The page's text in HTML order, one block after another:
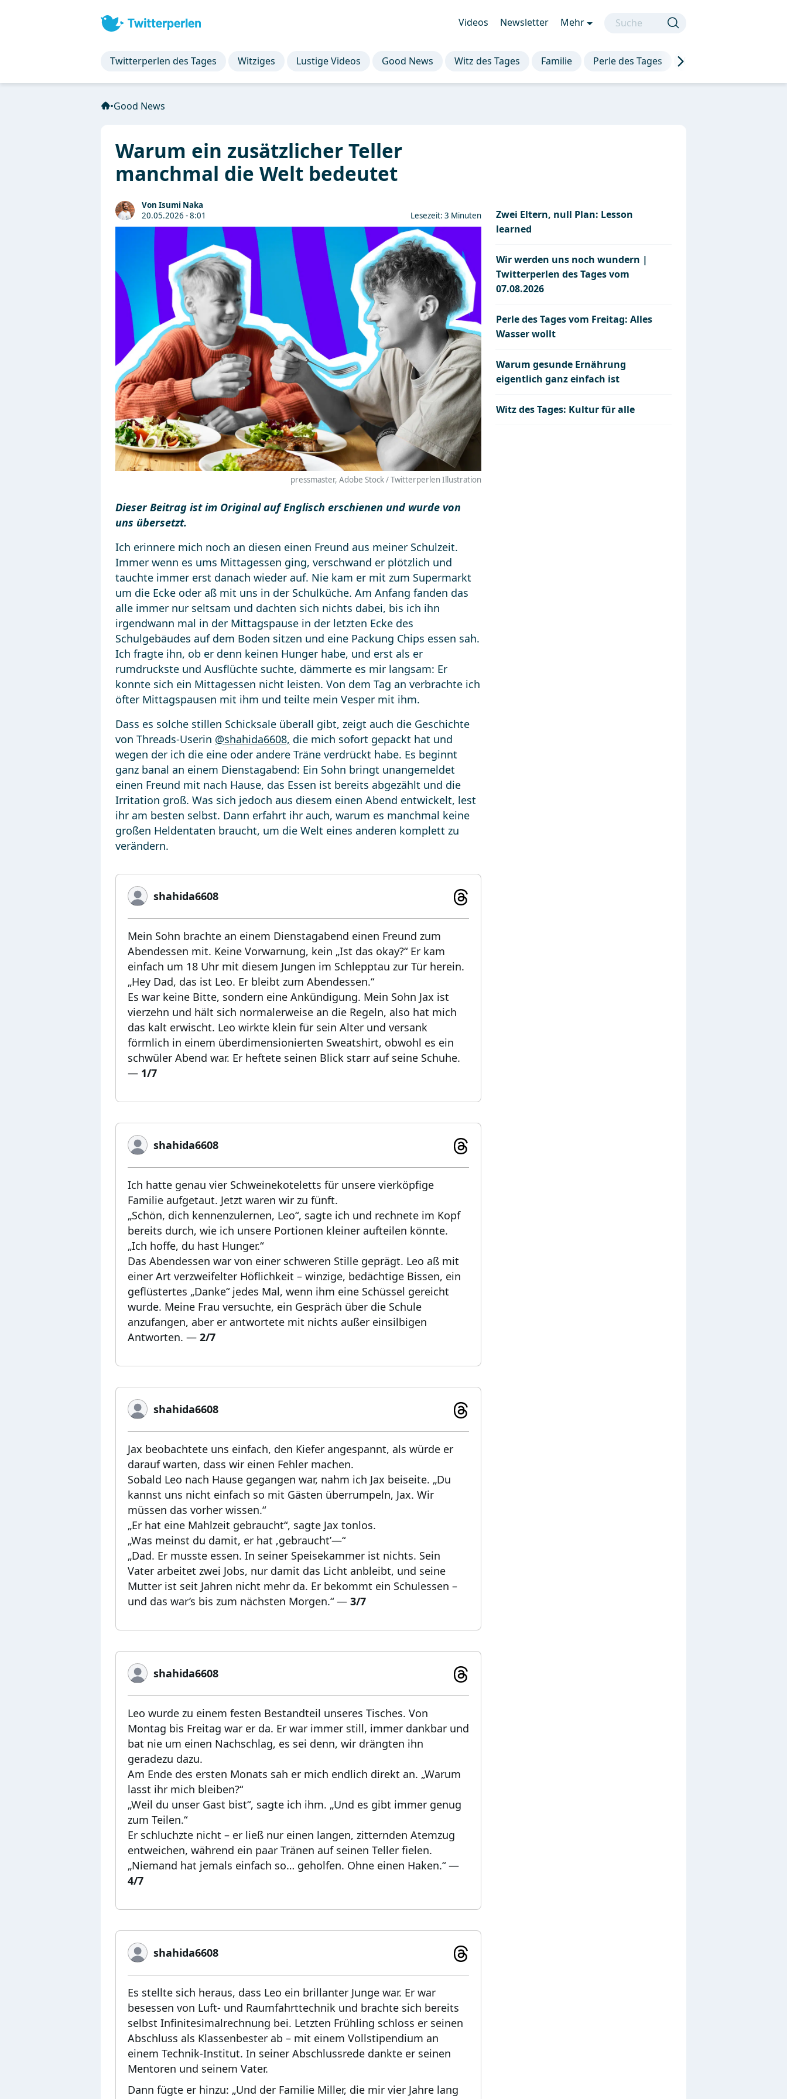
Videos Newsletter Mehr
Twitterperlen des Tages Witziges Lustige Videos Good News Witz des Tages Familie Perle des Tages Die besten Sprüche
•Good News
Warum ein zusätzlicher Teller
manchmal die Welt bedeutet
Von Isumi Naka
20.05.2026 - 8:01
Lesezeit: 3 Minuten
pressmaster, Adobe Stock / Twitterperlen Illustration
Dieser Beitrag ist im Original auf Englisch erschienen und wurde von
uns übersetzt.
Ich erinnere mich noch an diesen einen Freund aus meiner Schulzeit.
Immer wenn es ums Mittagessen ging, verschwand er plötzlich und
tauchte immer erst danach wieder auf. Nie kam er mit zum Supermarkt
um die Ecke oder aß mit uns in der Schulküche. Am Anfang fanden das
alle immer nur seltsam und dachten sich nichts dabei, bis ich ihn
irgendwann mal in der Mittagspause in der letzten Ecke des
Schulgebäudes auf dem Boden sitzen und eine Packung Chips essen sah.
Ich fragte ihn, ob er denn keinen Hunger habe, und erst als er
rumdruckste und Ausflüchte suchte, dämmerte es mir langsam: Er
konnte sich ein Mittagessen nicht leisten. Von dem Tag an verbrachte ich
öfter Mittagspausen mit ihm und teilte mein Vesper mit ihm.
Dass es solche stillen Schicksale überall gibt, zeigt auch die Geschichte
von Threads-Userin @shahida6608, die mich sofort gepackt hat und
wegen der ich die eine oder andere Träne verdrückt habe. Es beginnt
ganz banal an einem Dienstagabend: Ein Sohn bringt unangemeldet
einen Freund mit nach Hause, das Essen ist bereits abgezählt und die
Irritation groß. Was sich jedoch aus diesem einen Abend entwickelt, lest
ihr am besten selbst. Dann erfahrt ihr auch, warum es manchmal keine
großen Heldentaten braucht, um die Welt eines anderen komplett zu
verändern.
shahida6608
Mein Sohn brachte an einem Dienstagabend einen Freund zum
Abendessen mit. Keine Vorwarnung, kein „Ist das okay?“ Er kam
einfach um 18 Uhr mit diesem Jungen im Schlepptau zur Tür herein.
„Hey Dad, das ist Leo. Er bleibt zum Abendessen.“
Es war keine Bitte, sondern eine Ankündigung. Mein Sohn Jax ist
vierzehn und hält sich normalerweise an die Regeln, also hat mich
das kalt erwischt. Leo wirkte klein für sein Alter und versank
förmlich in einem überdimensionierten Sweatshirt, obwohl es ein
schwüler Abend war. Er heftete seinen Blick starr auf seine Schuhe.
— 1/7
shahida6608
Ich hatte genau vier Schweinekoteletts für unsere vierköpfige
Familie aufgetaut. Jetzt waren wir zu fünft.
„Schön, dich kennenzulernen, Leo“, sagte ich und rechnete im Kopf
bereits durch, wie ich unsere Portionen kleiner aufteilen könnte.
„Ich hoffe, du hast Hunger.“
Das Abendessen war von einer schweren Stille geprägt. Leo aß mit
einer Art verzweifelter Höflichkeit – winzige, bedächtige Bissen, ein
geflüstertes „Danke“ jedes Mal, wenn ihm eine Schüssel gereicht
wurde. Meine Frau versuchte, ein Gespräch über die Schule
anzufangen, aber er antwortete mit nichts außer einsilbigen
Antworten. — 2/7
shahida6608
Jax beobachtete uns einfach, den Kiefer angespannt, als würde er
darauf warten, dass wir einen Fehler machen.
Sobald Leo nach Hause gegangen war, nahm ich Jax beiseite. „Du
kannst uns nicht einfach so mit Gästen überrumpeln, Jax. Wir
müssen das vorher wissen.“
„Er hat eine Mahlzeit gebraucht“, sagte Jax tonlos.
„Was meinst du damit, er hat ‚gebraucht’—“
„Dad. Er musste essen. In seiner Speisekammer ist nichts. Sein
Vater arbeitet zwei Jobs, nur damit das Licht anbleibt, und seine
Mutter ist seit Jahren nicht mehr da. Er bekommt ein Schulessen –
und das war’s bis zum nächsten Morgen.“— 3/7
shahida6608
Leo wurde zu einem festen Bestandteil unseres Tisches. Von
Montag bis Freitag war er da. Er war immer still, immer dankbar und
bat nie um einen Nachschlag, es sei denn, wir drängten ihn
geradezu dazu.
Am Ende des ersten Monats sah er mich endlich direkt an. „Warum
lasst ihr mich bleiben?“
„Weil du unser Gast bist“, sagte ich ihm. „Und es gibt immer genug
zum Teilen.“
Er schluchzte nicht – er ließ nur einen langen, zitternden Atemzug
entweichen, während ein paar Tränen auf seinen Teller fielen.
„Niemand hat jemals einfach so… geholfen. Ohne einen Haken.“—
4/7
shahida6608
Es stellte sich heraus, dass Leo ein brillanter Junge war. Er war
besessen von Luft- und Raumfahrttechnik und brachte sich bereits
selbst Infinitesimalrechnung bei. Letzten Frühling schloss er seinen
Abschluss als Klassenbester ab – mit einem Vollstipendium an
einem Technik-Institut. In seiner Abschlussrede dankte er seinen
Mentoren und seinem Vater.
Dann fügte er hinzu: „Und der Familie Miller, die mir vier Jahre lang
Zwei Eltern, null Plan: Lesson
learned
Wir werden uns noch wundern |
Twitterperlen des Tages vom
07.08.2026
Perle des Tages vom Freitag: Alles
Wasser wollt
Warum gesunde Ernährung
eigentlich ganz einfach ist
Witz des Tages: Kultur für alle